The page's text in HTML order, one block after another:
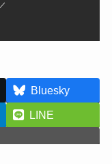
Bluesky
LINE